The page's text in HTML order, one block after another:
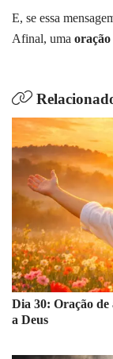
E, se essa
Afinal, uma oração
Dia 30: Oração
a Deus